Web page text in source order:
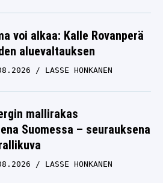
voi alkaa: Kalle Rovanperä
aluevaltauksen
LASSE HONKANEN
mallirakas
Suomessa – seurauksena
LASSE HONKANEN